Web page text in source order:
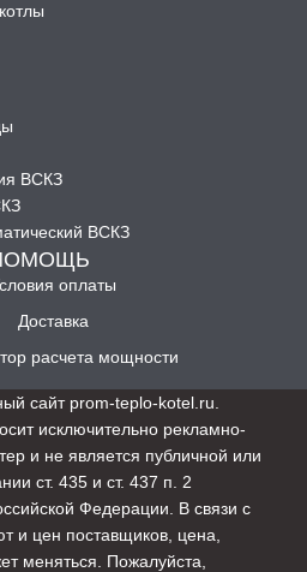
ВСКЗ
ВСКЗ
оплаты
Доставка
расчета мощности
сайт prom-teplo-kotel.ru.
исключительно рекламно-
и не является публичной или
ст. 435 и ст. 437 п. 2
Федерации. В связи с
и цен поставщиков, цена,
меняться. Пожалуйста,